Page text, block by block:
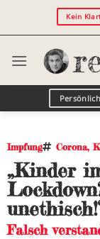
Kein
Impfung Corona,
„Kinder
Falsch